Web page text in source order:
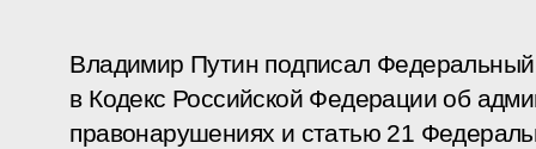
Владимир Путин подписал
в Кодекс Российской Федерации об
правонарушениях и статью 21